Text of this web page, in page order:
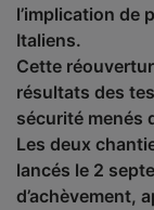
l’implication de
Italiens.
Cette
résultats des
sécurité menés
Les deux
lancés le 2
d’achèvement,